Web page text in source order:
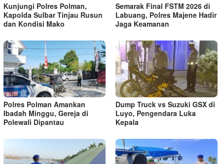
Kunjungi Polres Polman,
Kapolda Sulbar Tinjau Rusun
dan Kondisi Mako
Semarak Final FSTM 2026 di
Labuang, Polres Majene Hadir
Jaga Keamanan
Polres Polman Amankan
Ibadah Minggu, Gereja di
Polewali Dipantau
Dump Truck vs Suzuki GSX di
Luyo, Pengendara Luka
Kepala